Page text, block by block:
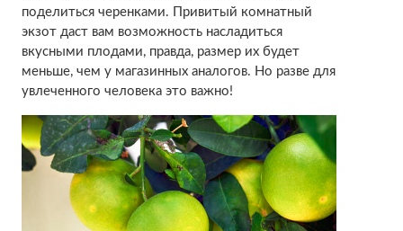
поделиться черенками. Привитый комнатный
экзот даст вам возможность насладиться
вкусными плодами, правда, размер их будет
меньше, чем у магазинных аналогов. Но разве для
увлеченного человека это важно!